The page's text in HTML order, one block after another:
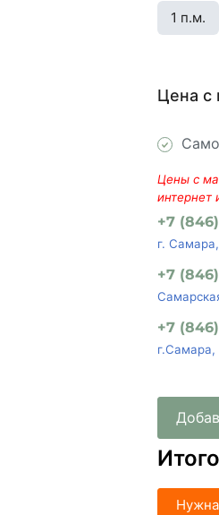
1 п.м.
Цена с
Цены с
интернет
+7 (846)
г.
+7 (846)
+7 (846)
Нужна